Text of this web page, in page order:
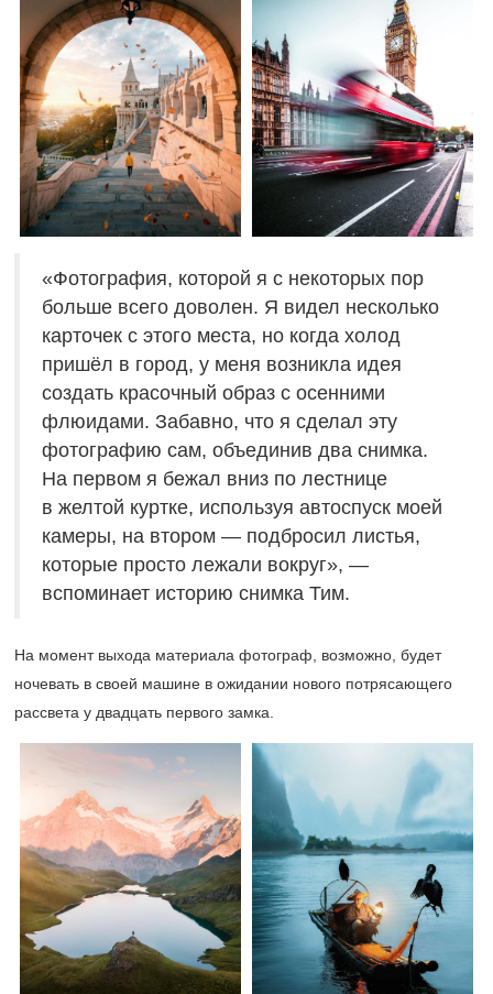
«Фотография, которой я с некоторых пор
больше всего доволен. Я видел несколько
карточек с этого места, но когда холод
пришёл в город, у меня возникла идея
создать красочный образ с осенними
флюидами. Забавно, что я сделал эту
фотографию сам, объединив два снимка.
На первом я бежал вниз по лестнице
в желтой куртке, используя автоспуск моей
камеры, на втором — подбросил листья,
которые просто лежали вокруг», —
вспоминает историю снимка Тим.
На момент выхода материала фотограф, возможно, будет
ночевать в своей машине в ожидании нового потрясающего
рассвета у двадцать первого замка.